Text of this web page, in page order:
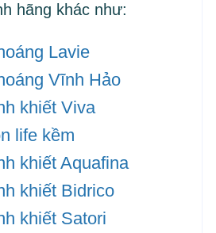
hãng khác như:
Lavie
Vĩnh Hảo
khiết Viva
life kềm
khiết Aquafina
khiết Bidrico
khiết Satori